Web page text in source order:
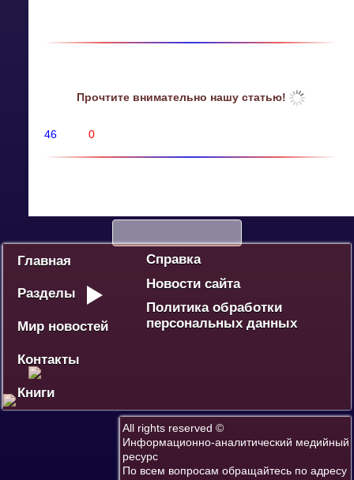
Прочтите внимательно нашу статью!
46 0
Главная
Разделы
Политика
Экономика
Социум
Культура
Дебют
Победа - наше наследие
Ваше мнение
Разное
Мир новостей
Контакты
Книги
Справка
Новости сайта
Политика обработки
персональных данных
All rights reserved ©
Информационно-аналитический медийный
ресурс
По всем вопросам обращайтесь по адресу